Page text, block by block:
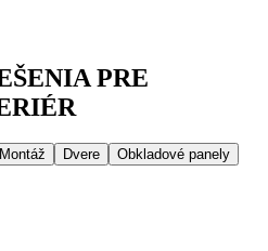
PRE
Montáž Dvere
Obkladové panely